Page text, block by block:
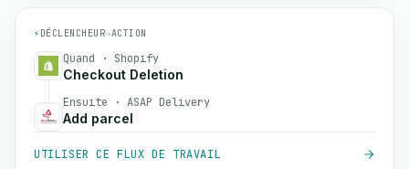
⚡ DÉCLENCHEUR→ACTION
Quand · Shopify
Checkout Deletion
Ensuite · ASAP Delivery
Add parcel
UTILISER CE FLUX DE TRAVAIL